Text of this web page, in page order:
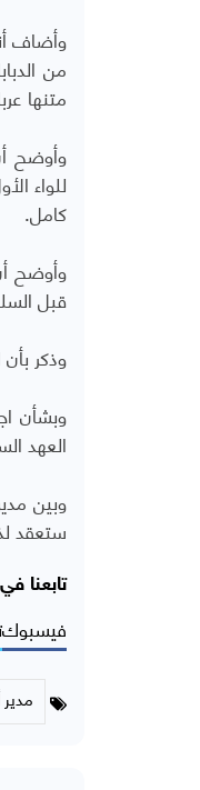
وأضاف
متنها
وأوضح
للواء
كامل.
وأوضح
قبل
وذكر بأن
وبشأن
العهد
وبين
ستعقد
تابعنا
فيسبوك